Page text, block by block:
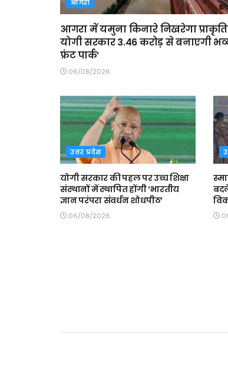
आगरा
आगरा में यमुना किनारे निखरेगा
योगी सरकार 3.46 करोड़ से बनाएगी
फ्रंट पार्क’
06/08/2026
उत्तर प्रदेश
योगी सरकार की पहल पर उच्च शिक्षा
संस्थानों में स्थापित होंगी ‘भारतीय
ज्ञान परंपरा संवर्धन शोधपीठ’
06/08/2026